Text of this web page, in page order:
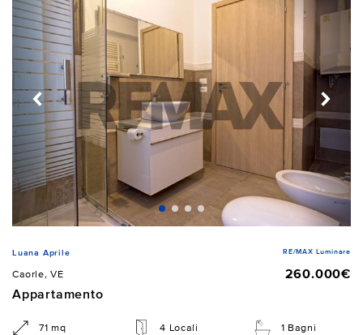
Luana Aprile RE/MAX Luminare
Caorle, VE
260.000€
Appartamento
71 mq 4 Locali 1 Bagni